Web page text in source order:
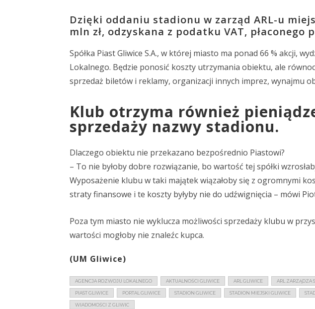
Dzięki oddaniu stadionu w zarząd ARL-u
mln zł, odzyskana z podatku VAT, płaconego
Spółka Piast Gliwice S.A., w której miasto ma ponad 66 % akcji,
Lokalnego. Będzie ponosić koszty utrzymania obiektu, ale
sprzedaż biletów i reklamy, organizacji innych imprez, wynajmu
Klub otrzyma również
sprzedaży nazwy stadionu.
Dlaczego obiektu nie przekazano bezpośrednio Piastowi?
– To nie byłoby dobre rozwiązanie, bo wartość tej spółki
Wyposażenie klubu w taki majątek wiązałoby się z ogromnymi
straty finansowe i te koszty byłyby nie do udźwignięcia – mówi
Poza tym miasto nie wyklucza możliwości sprzedaży klubu w
wartości mogłoby nie znaleźc kupca.
(UM Gliwice)
AGENCJA ROZWOJU LOKALNEGO AKTUALNOŚCI GLIWICE ARL GLIWICE ARL ZARZĄDZA
PIAST GLIWICE PORTAL GLIWICE STADION GLIWICE STADION MIEJSKI GLIWICE
WIADOMOŚCI Z GLIWIC